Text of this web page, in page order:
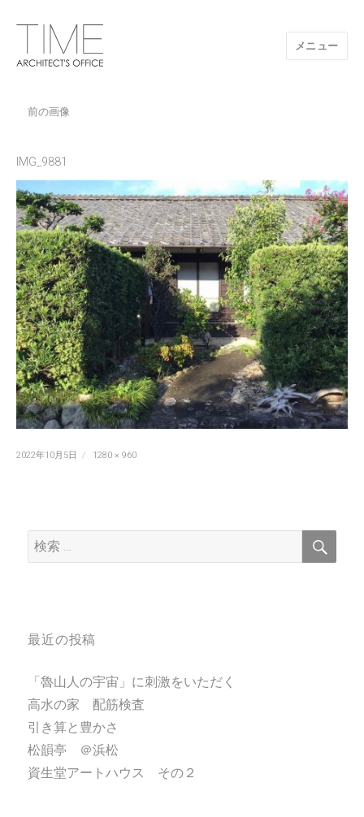
メニュー
前の画像
IMG_9881
投
2022年10月5日
フ
1280 × 960
検
索:
検
最近の投稿
「魯山人の宇宙」に刺激をいただく
高水の家 配筋検査
引き算と豊かさ
松韻亭 ＠浜松
資生堂アートハウス その２